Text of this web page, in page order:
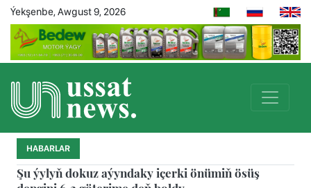
Ýekşenbe, Awgust 9, 2026
HABARLAR
Şu ýylyň dokuz aýyndaky içerki önümiň ösüş